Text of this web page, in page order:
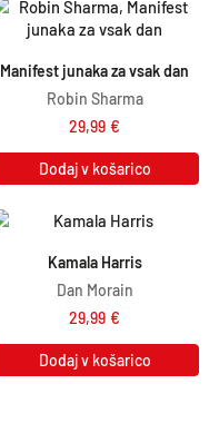
Manifest junaka za vsak dan
Robin Sharma
29,99 €
Dodaj v košarico
Kamala Harris
Dan Morain
29,99 €
Dodaj v košarico